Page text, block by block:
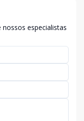
especialistas